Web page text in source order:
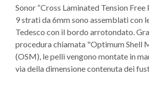
Sonor “Cross Laminated Tension Free
9 strati da 6mm sono assemblati con
Tedesco con il bordo arrotondato.
procedura chiamata "Optimum Shell
(OSM), le pelli vengono montate in
via della dimensione contenuta dei